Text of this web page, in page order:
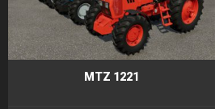
MTZ 1221